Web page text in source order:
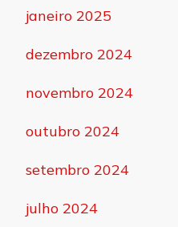
janeiro 2025
dezembro 2024
novembro 2024
outubro 2024
setembro 2024
julho 2024